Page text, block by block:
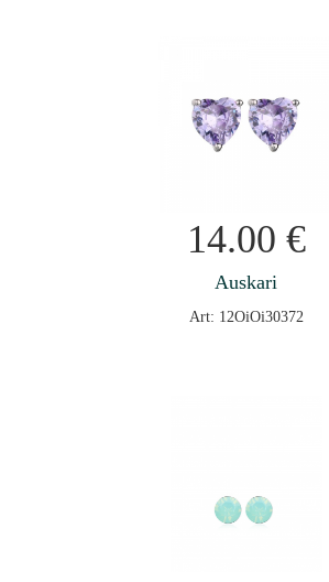
14.00 €
Auskari
Art: 12OiOi30372